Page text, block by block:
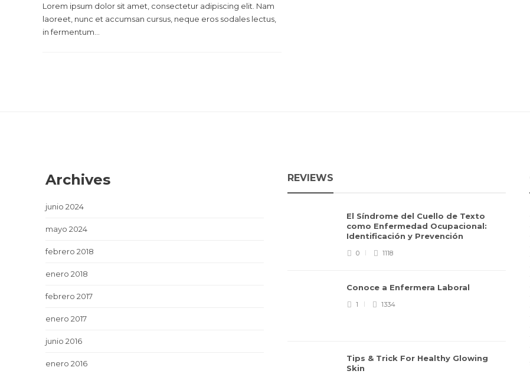
Lorem ipsum dolor sit amet, consectetur adipiscing elit. Nam
laoreet, nunc et accumsan cursus, neque eros sodales lectus,
in fermentum...
Archives
junio 2024
mayo 2024
febrero 2018
enero 2018
febrero 2017
enero 2017
junio 2016
enero 2016
REVIEWS
El Síndrome del Cuello de Texto
como Enfermedad Ocupacional:
Identificación y Prevención
0 1118
Conoce a Enfermera Laboral
1 1334
Tips & Trick For Healthy Glowing
Skin